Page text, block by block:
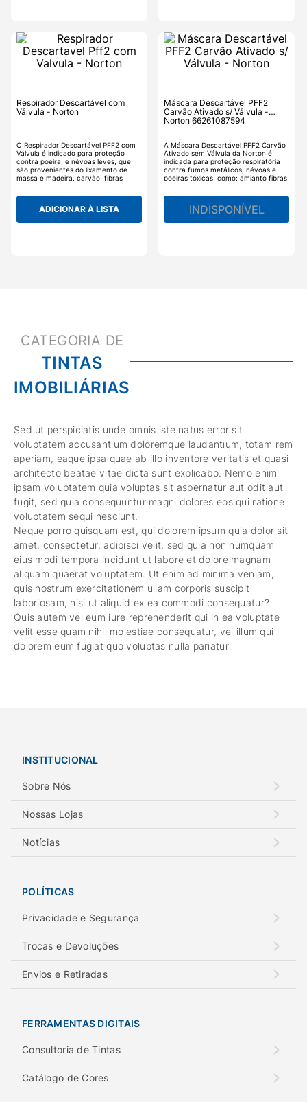
Respirador Descartável com
Válvula - Norton
O Respirador Descartável PFF2 com
Válvula é indicado para proteção
contra poeira, e névoas leves, que
são provenientes do lixamento de
massa e madeira, carvão, fibras
Máscaras Norton possuem
certificação do ministério do trabalho.
Observação: É importante verificar o
ADICIONAR À LISTA
Máscara Descartável PFF2
Carvão Ativado s/ Válvula -
Norton 66261087594
A Máscara Descartável PFF2 Carvão
Ativado sem Válvula da Norton é
indicada para proteção respiratória
contra fumos metálicos, névoas e
poeiras tóxicas, como: amianto fibras
ferro e etc. A manta de carvão ativo
auxilia no alívio de odores incômodos.
Capacidade de 94% de filtração de
INDISPONÍVEL
TINTAS
IMOBILIÁRIAS
Sed ut perspiciatis unde omnis iste natus error sit
voluptatem accusantium doloremque laudantium, totam rem
aperiam, eaque ipsa quae ab illo inventore veritatis et quasi
architecto beatae vitae dicta sunt explicabo. Nemo enim
ipsam voluptatem quia voluptas sit aspernatur aut odit aut
fugit, sed quia consequuntur magni dolores eos qui ratione
voluptatem sequi nesciunt.
Neque porro quisquam est, qui dolorem ipsum quia dolor sit
amet, consectetur, adipisci velit, sed quia non numquam
eius modi tempora incidunt ut labore et dolore magnam
aliquam quaerat voluptatem. Ut enim ad minima veniam,
quis nostrum exercitationem ullam corporis suscipit
laboriosam, nisi ut aliquid ex ea commodi consequatur?
Quis autem vel eum iure reprehenderit qui in ea voluptate
velit esse quam nihil molestiae consequatur, vel illum qui
dolorem eum fugiat quo voluptas nulla pariatur
INSTITUCIONAL
Sobre Nós
Nossas Lojas
Notícias
POLÍTICAS
Privacidade e Segurança
Trocas e Devoluções
Envios e Retiradas
FERRAMENTAS DIGITAIS
Consultoria de Tintas
Catálogo de Cores